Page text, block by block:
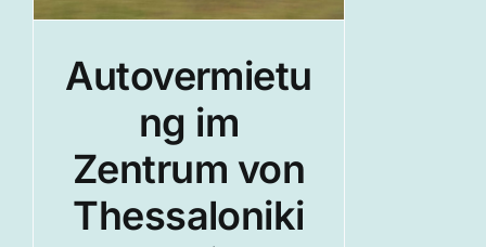
Autovermietu
ng im
Zentrum von
Thessaloniki